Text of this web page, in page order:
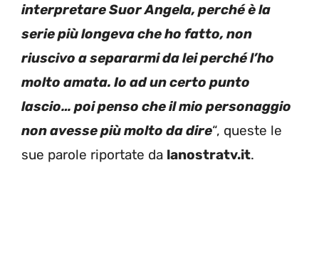
interpretare Suor Angela, perché è la
serie più longeva che ho fatto, non
riuscivo a separarmi da lei perché l’ho
molto amata. Io ad un certo punto
lascio… poi penso che il mio personaggio
non avesse più molto da dire“, queste le
sue parole riportate da lanostratv.it.